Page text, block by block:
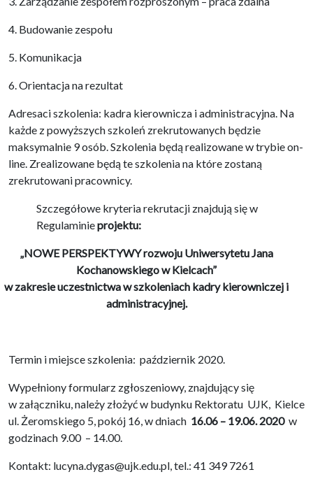
4. Budowanie zespołu
5. Komunikacja
6. Orientacja na rezultat
Adresaci szkolenia: kadra kierownicza i administracyjna. Na
każde z powyższych szkoleń zrekrutowanych będzie
maksymalnie 9 osób. Szkolenia będą realizowane w trybie on-
line. Zrealizowane będą te szkolenia na które zostaną
zrekrutowani pracownicy.
Szczegółowe kryteria rekrutacji znajdują się w
Regulaminieprojektu:
„NOWE PERSPEKTYWY rozwoju Uniwersytetu Jana
Kochanowskiego w Kielcach”
w zakresie uczestnictwa w szkoleniach kadry kierowniczej i
administracyjnej.
Termin i miejsce szkolenia: październik 2020.
Wypełniony formularz zgłoszeniowy, znajdujący się
w załączniku, należy złożyć w budynku Rektoratu UJK, Kielce
ul. Żeromskiego 5, pokój 16, w dniach 16.06 – 19.06.2020w
godzinach 9.00 – 14.00.
Kontakt: lucyna.dygas@ujk.edu.pl, tel.: 41 349 7261